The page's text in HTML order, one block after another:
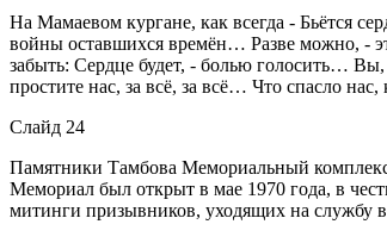
На Мамаевом кургане, как всегда - Бьётся
войны оставшихся времён… Разве можно, -
забыть: Сердце будет, - болью голосить…
простите нас, за всё, за всё… Что спасло
Слайд 24
Памятники Тамбова Мемориальный
Мемориал был открыт в мае 1970 года, в
митинги призывников, уходящих на